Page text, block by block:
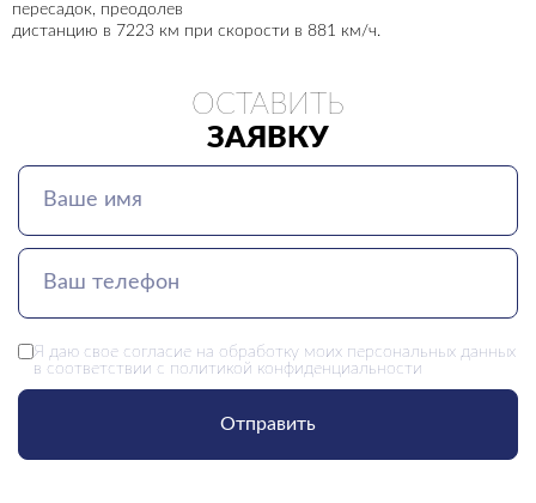
пересадок, преодолев
дистанцию в 7223 км при скорости в 881 км/ч.
ОСТАВИТЬ
ЗАЯВКУ
Я даю свое согласие на обработку моих персональных данных
в соответствии с политикой конфиденциальности
Отправить